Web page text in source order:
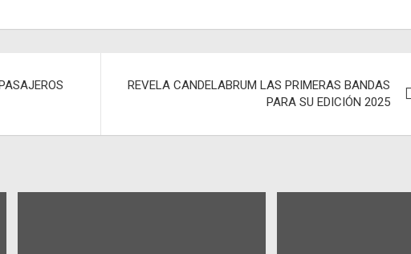
REVELA CANDELABRUM LAS PRIMERAS BANDAS
PARA SU EDICIÓN 2025